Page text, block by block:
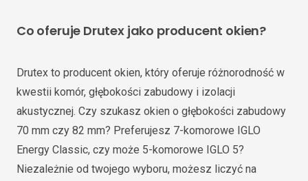
Co oferuje Drutex jako producent okien?
Drutex to producent okien, który oferuje różnorodność w
kwestii komór, głębokości zabudowy i izolacji
akustycznej. Czy szukasz okien o głębokości zabudowy
70 mm czy 82 mm? Preferujesz 7-komorowe IGLO
Energy Classic, czy może 5-komorowe IGLO 5?
Niezależnie od twojego wyboru, możesz liczyć na